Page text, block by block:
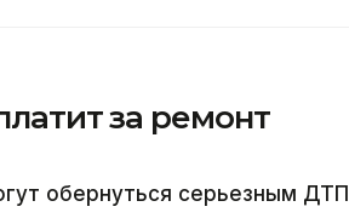
за ремонт
обернуться серьезным ДТП